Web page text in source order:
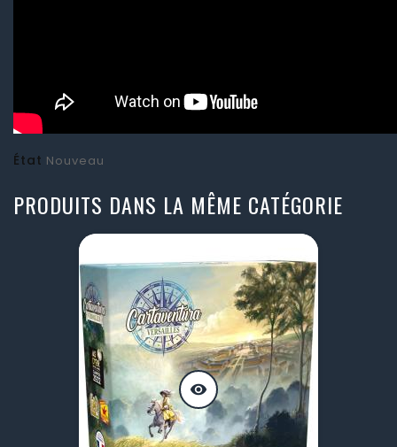
État Nouveau
PRODUITS DANS LA MÊME CATÉGORIE
visibility